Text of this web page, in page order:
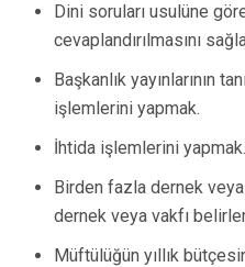
Dini soruları usulüne
cevaplandırılmasını
Başkanlık yayınlarının
işlemlerini yapmak.
İhtida işlemlerini yapmak.
Birden fazla dernek
dernek veya vakfı
Müftülüğün yıllık